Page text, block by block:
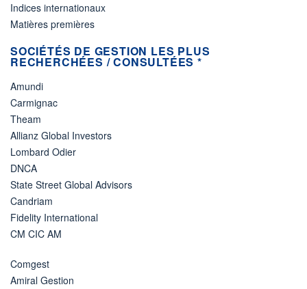
Indices internationaux
Matières premières
SOCIÉTÉS DE GESTION LES PLUS
RECHERCHÉES / CONSULTÉES *
Amundi
Carmignac
Theam
Allianz Global Investors
Lombard Odier
DNCA
State Street Global Advisors
Candriam
Fidelity International
CM CIC AM
Comgest
Amiral Gestion